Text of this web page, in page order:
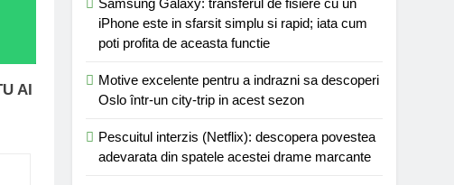
AI
Samsung Galaxy: transferul de fisiere cu un
iPhone este in sfarsit simplu si rapid; iata cum
poti profita de aceasta functie
Motive excelente pentru a indrazni sa descoperi
Oslo într-un city-trip in acest sezon
Pescuitul interzis (Netflix): descopera povestea
adevarata din spatele acestei drame marcante